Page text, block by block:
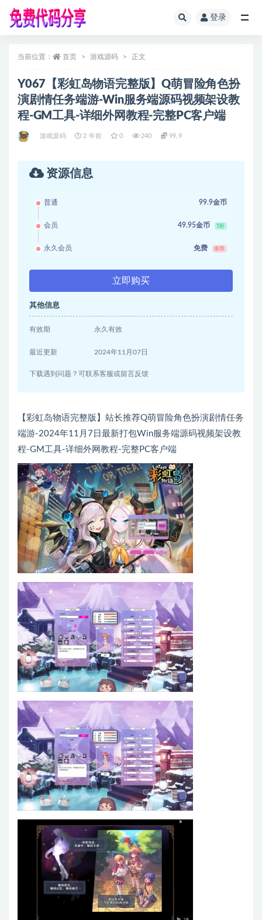
登录
当前位置： 首页 游戏源码 正文
Y067【彩虹岛物语完整版】Q萌冒险角色扮
演剧情任务端游-Win服务端源码视频架设教
程-GM工具-详细外网教程-完整PC客户端
游戏源码 2 年前 0 240 99.9
资源信息
普通 99.9金币
会员 49.95金币 5折
永久会员 免费 推荐
立即购买
其他信息
有效期 永久有效
最近更新 2024年11月07日
下载遇到问题？可联系客服或留言反馈
【彩虹岛物语完整版】站长推荐Q萌冒险角色扮演剧情任务
端游-2024年11月7日最新打包Win服务端源码视频架设教
程-GM工具-详细外网教程-完整PC客户端